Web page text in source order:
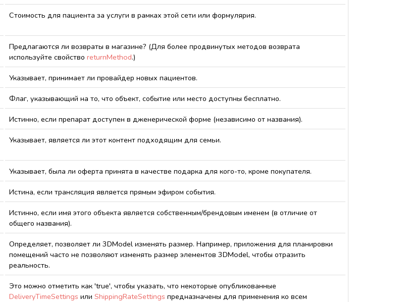
Стоимость для пациента за услуги в рамках этой сети или формулярия.
Предлагаются ли возвраты в магазине? (Для более продвинутых методов возврата
используйте свойство returnMethod.)
Указывает, принимает ли провайдер новых пациентов.
Флаг, указывающий на то, что объект, событие или место доступны бесплатно.
Истинно, если препарат доступен в дженерической форме (независимо от названия).
Указывает, является ли этот контент подходящим для семьи.
Указывает, была ли оферта принята в качестве подарка для кого-то, кроме покупателя.
Истина, если трансляция является прямым эфиром события.
Истинно, если имя этого объекта является собственным/брендовым именем (в отличие от
общего названия).
Определяет, позволяет ли 3DModel изменять размер. Например, приложения для планировки
помещений часто не позволяют изменять размер элементов 3DModel, чтобы отразить
реальность.
Это можно отметить как 'true', чтобы указать, что некоторые опубликованные
DeliveryTimeSettings или ShippingRateSettings предназначены для применения ко всем